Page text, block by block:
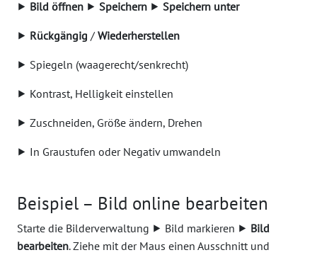
⯈ Bild öffnen ⯈ Speichern ⯈ Speichern unter
⯈ Rückgängig / Wiederherstellen
⯈ Spiegeln (waagerecht/senkrecht)
⯈ Kontrast, Helligkeit einstellen
⯈ Zuschneiden, Größe ändern, Drehen
⯈ In Graustufen oder Negativ umwandeln
Beispiel – Bild online bearbeiten
Starte die Bilderverwaltung ⯈ Bild markieren ⯈ Bild
bearbeiten. Ziehe mit der Maus einen Ausschnitt und